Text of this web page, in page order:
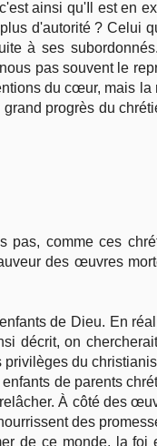
ainsi qu'Il est en
d'autorité ? Celui
à ses
pas souvent le
du cœur, mais la
grand progrès du
pas, comme ces
des œuvres
de Dieu. En
décrit, on
du
de parents
À côté des
des
de ce monde, la foi